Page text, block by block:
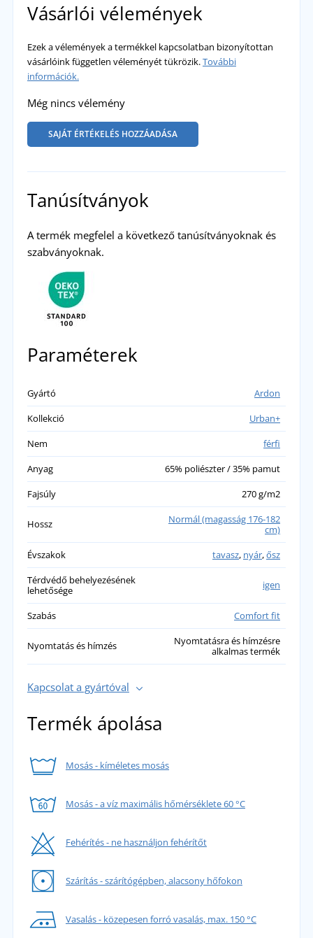
Vásárlói vélemények
Ezek a vélemények a termékkel kapcsolatban bizonyítottan
vásárlóink független véleményét tükrözik.További
információk.
Még nincs vélemény
SAJÁT ÉRTÉKELÉS HOZZÁADÁSA
Tanúsítványok
A termék megfelel a következő tanúsítványoknak és
szabványoknak.
Paraméterek
Gyártó
Ardon
Kollekció
Urban+
Nem
férfi
Anyag
65% poliészter / 35% pamut
Fajsúly
270 g/m2
Hossz
Normál (magasság 176-182
cm)
Évszakok
tavasz, nyár,ősz
Térdvédő behelyezésének
lehetősége
igen
Szabás Comfort fit
Nyomtatás és hímzés
Nyomtatásra és hímzésre
alkalmas termék
Kapcsolat a gyártóval
Termék ápolása
Mosás - kíméletes mosás
Mosás - a víz maximális hőmérséklete 60 °C
Fehérítés - ne használjon fehérítőt
Szárítás - szárítógépben, alacsony hőfokon
Vasalás - közepesen forró vasalás, max. 150 °C